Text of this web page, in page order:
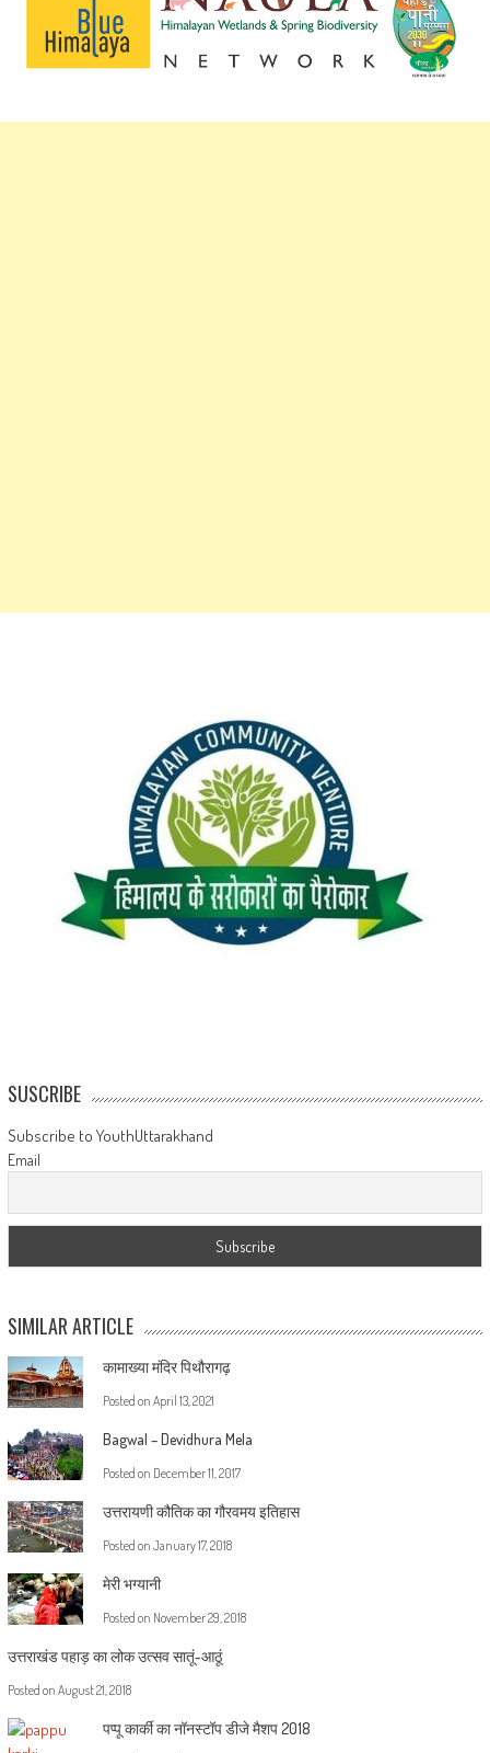
SUSCRIBE
Subscribe to YouthUttarakhand
Email
SIMILAR ARTICLE
कामाख्या मंदिर पिथौरागढ़
Posted on April 13, 2021
Bagwal – Devidhura Mela
Posted on December 11, 2017
उत्तरायणी कौतिक का गौरवमय इतिहास
Posted on January 17, 2018
मेरी भग्यानी
Posted on November 29, 2018
उत्तराखंड पहाड़ का लोक उत्सव सातूं-आठूं
Posted on August 21, 2018
पप्पू कार्की का नॉनस्टॉप डीजे मैशप 2018